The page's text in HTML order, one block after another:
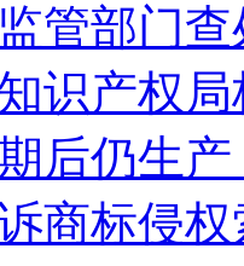
管部门
识产权
后仍生产
商标侵